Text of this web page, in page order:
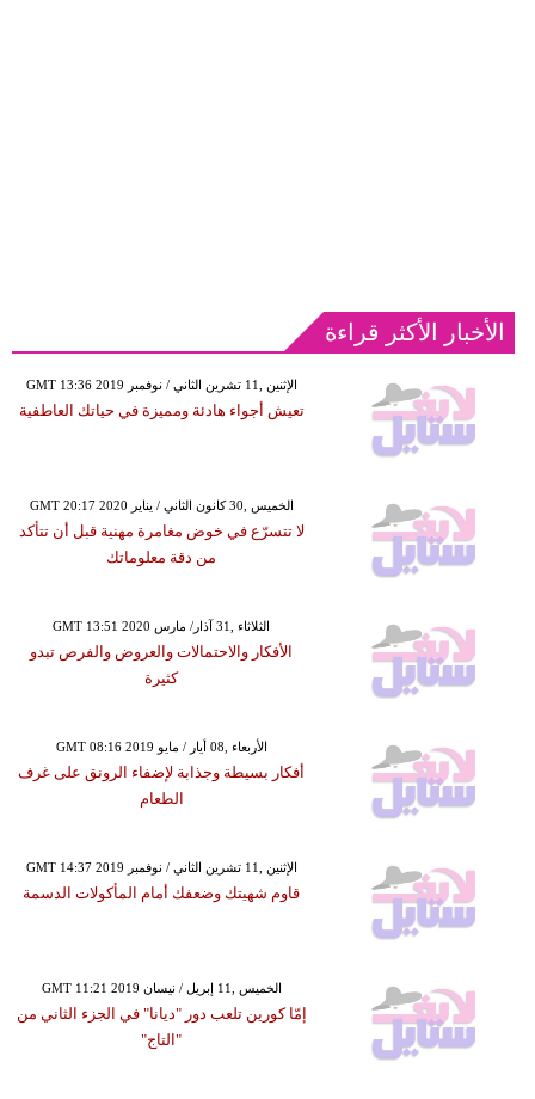
الأخبار الأكثر قراءة
GMT 13:36 2019 الإثنين ,11 تشرين الثاني / نوفمبر
تعيش أجواء هادئة ومميزة في حياتك العاطفية
GMT 20:17 2020 الخميس ,30 كانون الثاني / يناير
لا تتسرّع في خوض مغامرة مهنية قبل أن تتأكد
من دقة معلوماتك
GMT 13:51 2020 الثلاثاء ,31 آذار/ مارس
الأفكار والاحتمالات والعروض والفرص تبدو
كثيرة
GMT 08:16 2019 الأربعاء ,08 أيار / مايو
أفكار بسيطة وجذابة لإضفاء الرونق على غرف
الطعام
GMT 14:37 2019 الإثنين ,11 تشرين الثاني / نوفمبر
قاوم شهيتك وضعفك أمام المأكولات الدسمة
GMT 11:21 2019 الخميس ,11 إبريل / نيسان
إمّا كورين تلعب دور "ديانا" في الجزء الثاني من
"التاج"